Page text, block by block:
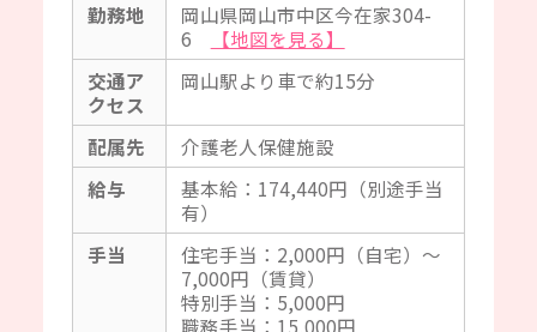
勤務地
岡山県岡山市中区今在家304-
6
【地図を見る】
交通ア
クセス
岡山駅より車で約15分
配属先
介護老人保健施設
給与
基本給：174,440円（別途手当
有）
手当
住宅手当：2,000円（自宅）～
7,000円（賃貸）
特別手当：5,000円
職務手当：15,000円